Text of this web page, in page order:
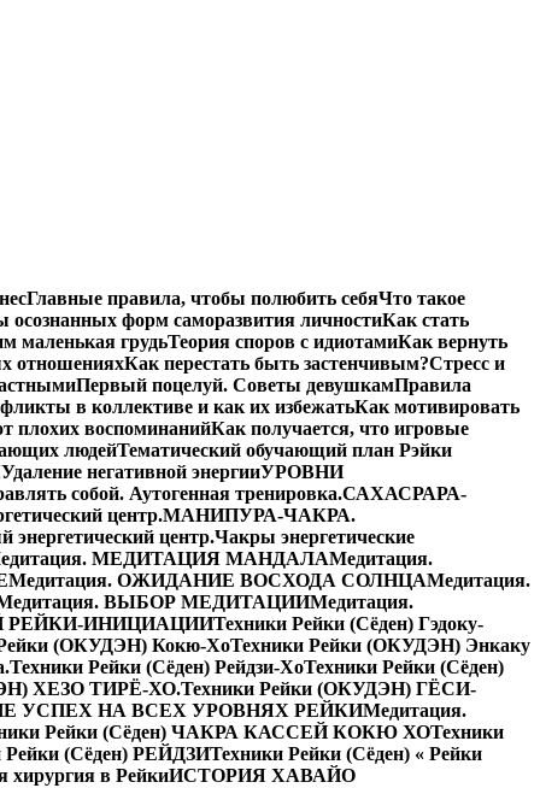
Главные правила, чтобы полюбить себяЧто такое
осознанных форм саморазвития личностиКак стать
маленькая грудьТеория споров с идиотамиКак вернуть
отношенияхКак перестать быть застенчивым?Стресс и
Первый поцелуй. Советы девушкамПравила
в коллективе и как их избежатьКак мотивировать
плохих воспоминанийКак получается, что игровые
людейТематический обучающий план Рэйки
Удаление негативной энергииУРОВНИ
собой. Аутогенная тренировка.САХАСРАРА-
центр.МАНИПУРА-ЧАКРА.
центр.Чакры энергетические
МЕДИТАЦИЯ МАНДАЛАМедитация.
Медитация. ОЖИДАНИЕ ВОСХОДА СОЛНЦАМедитация.
ВЫБОР МЕДИТАЦИИМедитация.
РЕЙКИ-ИНИЦИАЦИИТехники Рейки (Сёден) Гэдоку-
(ОКУДЭН) Кокю-ХоТехники Рейки (ОКУДЭН) Энкаку
Техники Рейки (Сёден) Рейдзи-ХоТехники Рейки (Сёден)
ХЕЗО ТИРЁ-ХО.Техники Рейки (ОКУДЭН) ГЁСИ-
УСПЕХ НА ВСЕХ УРОВНЯХ РЕЙКИМедитация.
Рейки (Сёден) ЧАКРА КАССЕЙ КОКЮ ХОТехники
Рейки (Сёден) РЕЙДЗИТехники Рейки (Сёден) « Рейки
хирургия в РейкиИСТОРИЯ ХАВАЙО